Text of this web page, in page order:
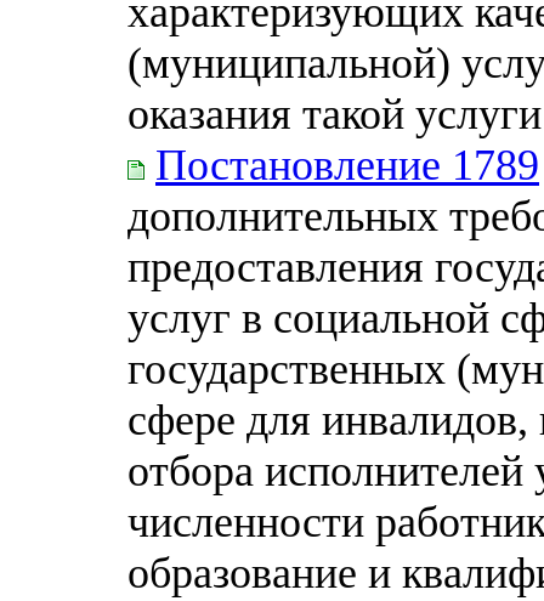
характеризующих
(муниципальной)
оказания такой услуги
Постановление 1789
дополнительных
предоставления
услуг в социальной
государственных
сфере для
отбора
численности
образование и